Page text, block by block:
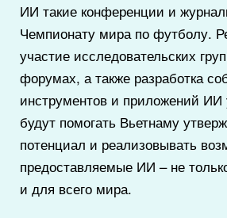
ИИ такие конференции и
Чемпионату мира по футболу.
участие исследовательских
форумах, а также разработка
инструментов и приложений
будут помогать Вьетнаму
потенциал и реализовывать
предоставляемые ИИ – не
и для всего мира.